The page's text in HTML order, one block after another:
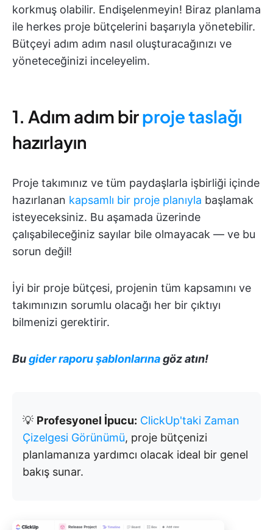
korkmuş olabilir. Endişelenmeyin! Biraz planlama
ile herkes proje bütçelerini başarıyla yönetebilir.
Bütçeyi adım adım nasıl oluşturacağınızı ve
yöneteceğinizi inceleyelim.
1. Adım adım birproje taslağı
hazırlayın
Proje takımınız ve tüm paydaşlarla işbirliği içinde
hazırlanan kapsamlı bir proje planıyla başlamak
isteyeceksiniz. Bu aşamada üzerinde
çalışabileceğiniz sayılar bile olmayacak — ve bu
sorun değil!
İyi bir proje bütçesi, projenin tüm kapsamını ve
takımınızın sorumlu olacağı her bir çıktıyı
bilmenizi gerektirir.
Bugider raporu şablonlarınagöz atın!
💡 Profesyonel İpucu: ClickUp'taki Zaman
Çizelgesi Görünümü, proje bütçenizi
planlamanıza yardımcı olacak ideal bir genel
bakış sunar.